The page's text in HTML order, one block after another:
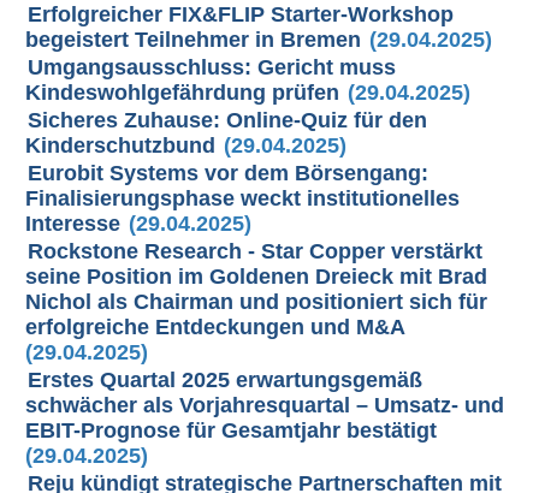
Erfolgreicher FIX&FLIP Starter-Workshop
begeistert Teilnehmer in Bremen (29.04.2025)
Umgangsausschluss: Gericht muss
Kindeswohlgefährdung prüfen (29.04.2025)
Sicheres Zuhause: Online-Quiz für den
Kinderschutzbund (29.04.2025)
Eurobit Systems vor dem Börsengang:
Finalisierungsphase weckt institutionelles
Interesse (29.04.2025)
Rockstone Research - Star Copper verstärkt
seine Position im Goldenen Dreieck mit Brad
Nichol als Chairman und positioniert sich für
erfolgreiche Entdeckungen und M&A
(29.04.2025)
Erstes Quartal 2025 erwartungsgemäß
schwächer als Vorjahresquartal – Umsatz- und
EBIT-Prognose für Gesamtjahr bestätigt
(29.04.2025)
Reju kündigt strategische Partnerschaften mit